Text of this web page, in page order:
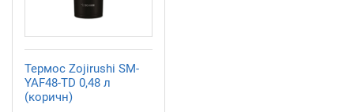
Термос Zojirushi SM-
YAF48-TD 0,48 л
(коричн)